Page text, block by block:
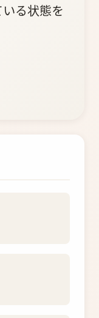
る状態を